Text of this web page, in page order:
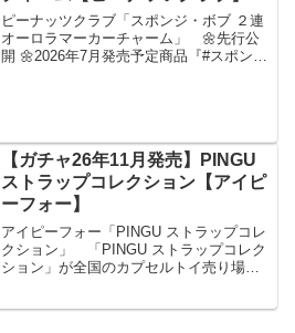
ピーナッツクラブ「スポンジ・ボブ ２連
オーロラマーカーチャーム」 🌼先行公
開 🌼2026年7月発売予定商品『#スポンジ
【ガチャ26年11月発売】PINGU
ストラップコレクション【アイピ
ーフォー】
アイピーフォー「PINGU ストラップコレ
クション」 「PINGU ストラップコレク
ション」が全国のカプセルトイ売り場か